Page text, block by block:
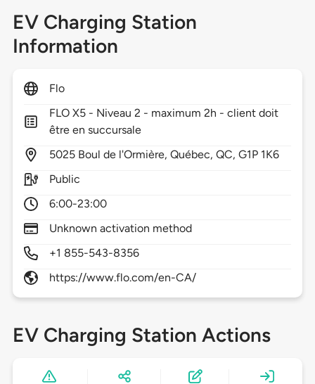
EV Charging Station
Information
Flo
FLO X5 - Niveau 2 - maximum 2h - client doit
être en succursale
5025 Boul de l'Ormière,Québec,QC,G1P 1K6
Public
6:00-23:00
Unknown activation method
+1 855-543-8356
https://www.flo.com/en-CA/
EV Charging Station Actions